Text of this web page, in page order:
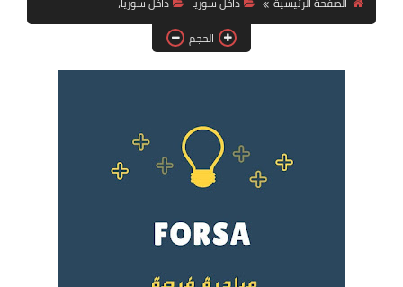
فرص عمل في العراق
فرص عمل في اليمن
دورات تدريبية
الحجم